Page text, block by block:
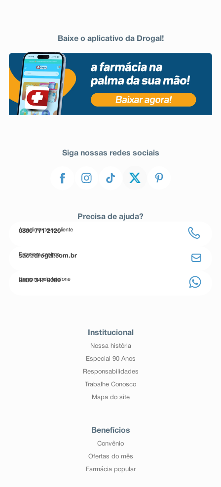
Baixe o aplicativo da Drogal!
Siga nossas redes sociais
Precisa de ajuda?
Atendimento ao cliente
0800 771 2120
Entre em contato
sac@drogal.com.br
Compre pelo telefone
0800 347 0000
Institucional
Nossa história
Especial 90 Anos
Responsabilidades
Trabalhe Conosco
Mapa do site
Benefícios
Convênio
Ofertas do mês
Farmácia popular